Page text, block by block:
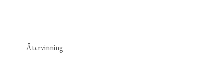
Återvinning